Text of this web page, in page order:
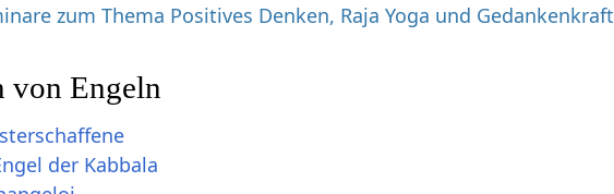
zum Thema Positives Denken, Raja Yoga und Gedankenkraft
von Engeln
der Kabbala